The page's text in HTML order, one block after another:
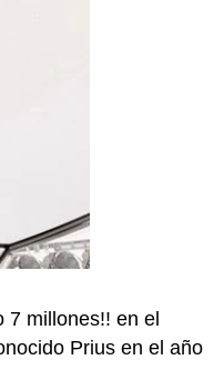
millones!! en el
Prius en el año